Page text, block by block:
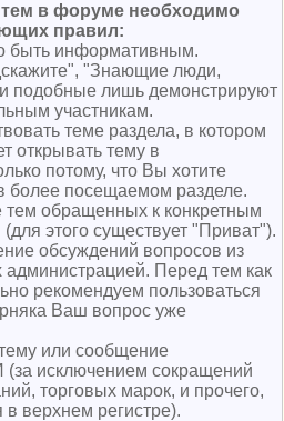
в форуме необходимо
правил:
быть информативным.
"Знающие люди,
подобные лишь демонстрируют
участникам.
теме раздела, в котором
открывать тему в
потому, что Вы хотите
более посещаемом разделе.
тем обращенных к конкретным
этого существует "Приват").
обсyждений вопросов из
Перед тем как
рекомендуем пользоваться
Ваш вопрос уже
или сообщение
исключением сокращений
торговых марок, и прочего,
верхнем регистре).